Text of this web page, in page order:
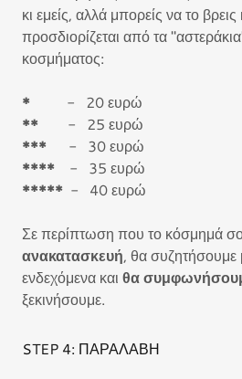
κι εμείς, αλλά μπορείς να το
προσδιορίζεται από τα
κοσμήματος:
* - 20 ευρώ
** - 25 ευρώ
*** - 30 ευρώ
****
- 35 ευρώ
***** - 40 ευρώ
Σε περίπτωση που το κόσμημά
ανακατασκευή, θα συζητήσουμε
ενδεχόμενα και θα
ξεκινήσουμε.
STEP 4: ΠΑΡΑΛΑΒΗ